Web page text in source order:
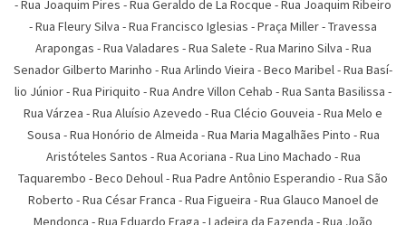
-Rua Joaquim Pires -Rua Geraldo de La Rocque -Rua Joaquim Ribeiro
-Rua Fleury Silva -Rua Francisco Iglesias -Praça Miller-Travessa
Arapongas -Rua Valadares -Rua Salete -Rua Marino Silva -Rua
Senador Gilberto Marinho -Rua Arlindo Vieira -Beco Maribel-Rua Basí­
lio Júnior-Rua Piriquito -Rua Andre Villon Cehab -Rua Santa Basilissa -
Rua Várzea -Rua Aluí­sio Azevedo -Rua Clécio Gouveia -Rua Melo e
Sousa -Rua Honório de Almeida -Rua Maria Magalhães Pinto -Rua
Aristóteles Santos -Rua Acoriana -Rua Lino Machado -Rua
Taquarembo -Beco Dehoul-Rua Padre Antônio Esperandio -Rua São
Roberto -Rua César Franca -Rua Figueira -Rua Glauco Manoel de
Mendonça -Rua Eduardo Fraga -Ladeira da Fazenda -Rua João